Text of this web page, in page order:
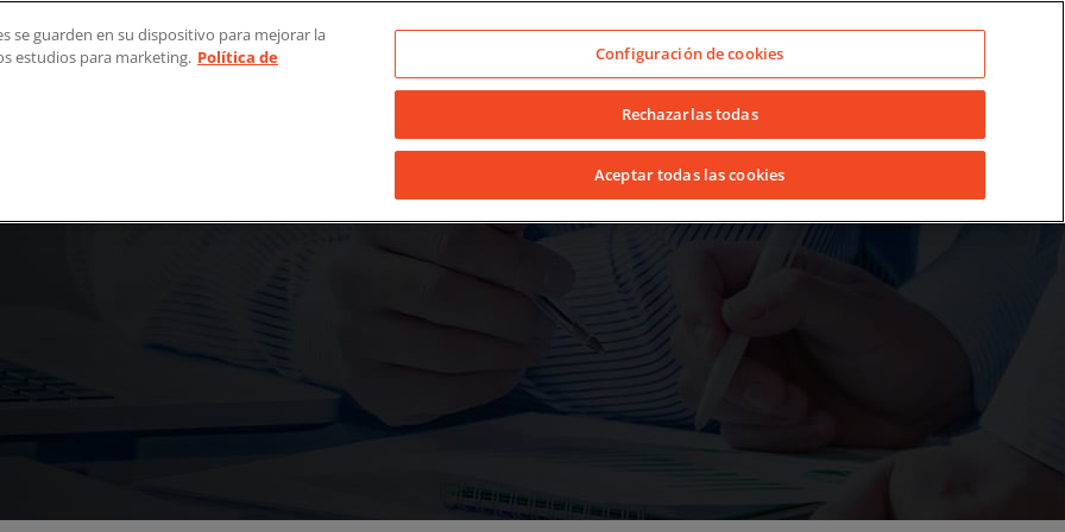
Quiénes somos Noticias Contacto LinkedInYouTubeFacebook
Nuestras Lavanderias Consejos empresariales
se guarden en su dispositivo para mejorar la
estudios para marketing. Política de
Configuración de cookies
Rechazarlas todas
Aceptar todas las cookies